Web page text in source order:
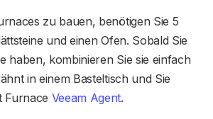
zu bauen, benötigen Sie 5
​​und einen Ofen. Sobald Sie
haben, kombinieren Sie sie einfach
in einem Basteltisch und Sie
Furnace Veeam Agent.